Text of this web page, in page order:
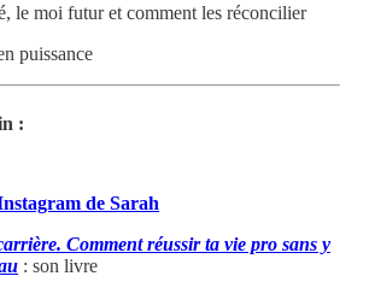
le moi futur et comment les réconcilier
puissance
:
de Sarah
Comment réussir ta vie pro sans y
: son livre